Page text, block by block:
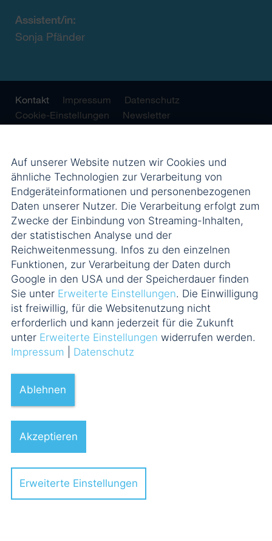
Assistent/in:
Sonja Pfänder
Kontakt Impressum
Datenschutz
Cookie-Einstellungen
Newsletter
Auf unserer Website nutzen wir Cookies und
ähnliche Technologien zur Verarbeitung von
Endgeräteinformationen und personenbezogenen
Daten unserer Nutzer. Die Verarbeitung erfolgt zum
Zwecke der Einbindung von Streaming-Inhalten,
der statistischen Analyse und der
Reichweitenmessung. Infos zu den einzelnen
Funktionen, zur Verarbeitung der Daten durch
Google in den USA und der Speicherdauer finden
Sie unter Erweiterte Einstellungen. Die Einwilligung
ist freiwillig, für die Websitenutzung nicht
erforderlich und kann jederzeit für die Zukunft
unter Erweiterte Einstellungen widerrufen werden.
Impressum
Datenschutz
Ablehnen
Akzeptieren
Erweiterte Einstellungen